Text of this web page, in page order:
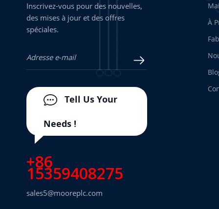
Inscrivez-vous pour des nouvelles,
des mises à jour et des offres
spéciales.
Tell Us Your
Needs !
+86
15359408275
sales5@mooreplc.com
À